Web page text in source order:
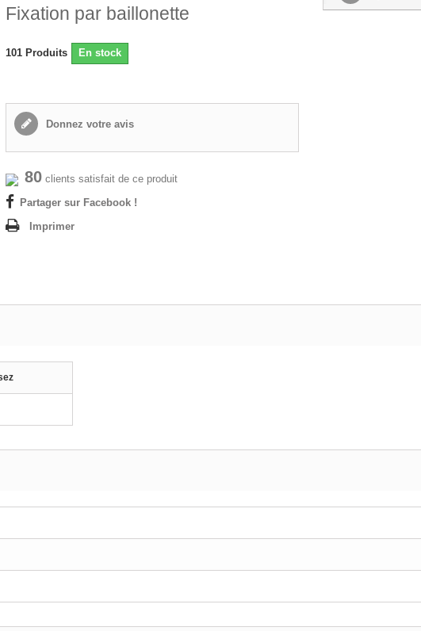
Fixation par baillonette
101 Produits En stock
Donnez votre avis
80 clients satisfait de ce produit
Partager sur Facebook !
Imprimer